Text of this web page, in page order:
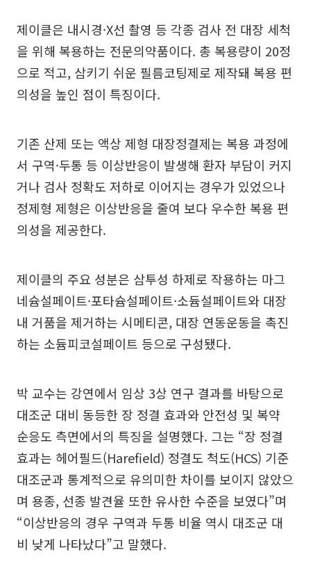
제이클은 내시경·X선 촬영 등 각종 검사 전 대장 세척
을 위해 복용하는 전문의약품이다. 총 복용량이 20정
으로 적고, 삼키기 쉬운 필름코팅제로 제작돼 복용 편
의성을 높인 점이 특징이다.
기존 산제 또는 액상 제형 대장정결제는 복용 과정에
서 구역·두통 등 이상반응이 발생해 환자 부담이 커지
거나 검사 정확도 저하로 이어지는 경우가 있었으나
정제형 제형은 이상반응을 줄여 보다 우수한 복용 편
의성을 제공한다.
제이클의 주요 성분은 삼투성 하제로 작용하는 마그
네슘설페이트·포타슘설페이트·소듐설페이트와 대장
내 거품을 제거하는 시메티콘, 대장 연동운동을 촉진
하는 소듐피코설페이트 등으로 구성됐다.
박 교수는 강연에서 임상 3상 연구 결과를 바탕으로
대조군 대비 동등한 장 정결 효과와 안전성 및 복약
순응도 측면에서의 특징을 설명했다. 그는 “장 정결
효과는 헤어필드(Harefield) 정결도 척도(HCS) 기준
대조군과 통계적으로 유의미한 차이를 보이지 않았으
며 용종, 선종 발견율 또한 유사한 수준을 보였다”며
“이상반응의 경우 구역과 두통 비율 역시 대조군 대
비 낮게 나타났다”고 말했다.